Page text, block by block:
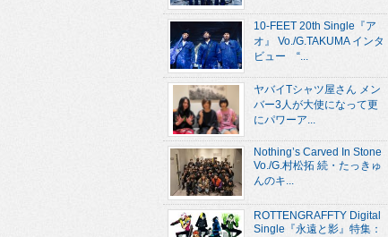
10-FEET 20th Single『ア
オ』 Vo./G.TAKUMA インタ
ビュー “...
ヤバイTシャツ屋さん メン
バー3人が大使になって更
にパワーア...
Nothing’s Carved In Stone
Vo./G.村松拓 続・たっきゅ
んのキ...
ROTTENGRAFFTY Digital
Single『永遠と影』特集：